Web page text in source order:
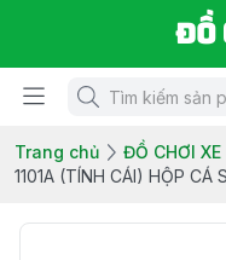
Đồ
Trang chủ ĐỒ CHƠI XE
1101A (TÍNH CÁI) HỘP